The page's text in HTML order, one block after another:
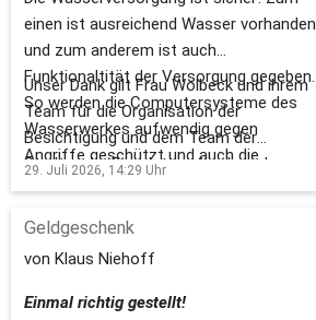
einen ist ausreichend Wasser vorhanden
und zum anderem ist auch
Funktionaltität der Versorgung gegeben.
So werden die Computersysteme des
Wasserwerkes aufwendig gegen
Angriffe geschützt und auch die
Energieversorgung der Anlage ist
Unser Dank gilt Frau Wolbeck und ihrem
Team für die Organisation der
Besichtigung und dem Team der
Stadtwerke Emsdetten für die sehr
informative Führung durch die Anlage.
29. Juli 2026, 14:29 Uhr
Geldgeschenk
von Klaus Niehoff
Einmal richtig gestellt!